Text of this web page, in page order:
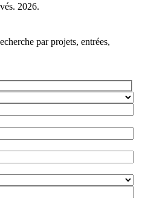
2026.
par projets, entrées,